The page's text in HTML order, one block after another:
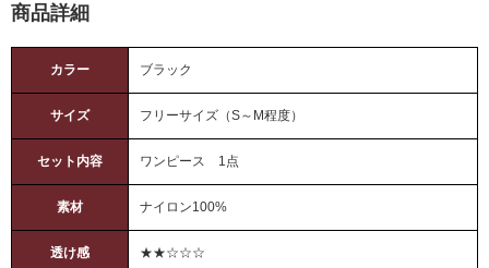
商品詳細
カラー ブラック
サイズ フリーサイズ（S～M程度）
セット内容 ワンピース 1点
素材 ナイロン100%
透け感 ★★☆☆☆